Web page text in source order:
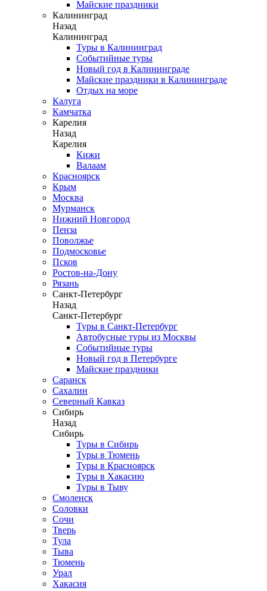
Майские праздники
Калининград
Назад
Калининград
Туры в Калининград
Событийные туры
Новый год в Калининграде
Майские праздники в Калининграде
Отдых на море
Калуга
Камчатка
Карелия
Назад
Карелия
Кижи
Валаам
Красноярск
Крым
Москва
Мурманск
Нижний Новгород
Пенза
Поволжье
Подмосковье
Псков
Ростов-на-Дону
Рязань
Санкт-Петербург
Назад
Санкт-Петербург
Туры в Санкт-Петербург
Автобусные туры из Москвы
Событийные туры
Новый год в Петербурге
Майские праздники
Саранск
Сахалин
Северный Кавказ
Сибирь
Назад
Сибирь
Туры в Сибирь
Туры в Тюмень
Туры в Красноярск
Туры в Хакасию
Туры в Тыву
Смоленск
Соловки
Сочи
Тверь
Тула
Тыва
Тюмень
Урал
Хакасия